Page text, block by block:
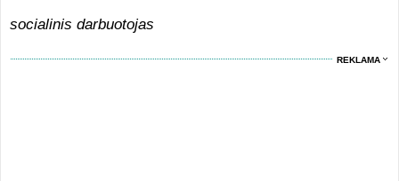
socialinis darbuotojas
REKLAMA